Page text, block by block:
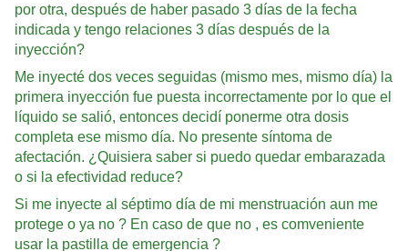
por otra, después de haber pasado 3 días de la fecha
indicada y tengo relaciones 3 días después de la
inyección?
Me inyecté dos veces seguidas (mismo mes, mismo día) la
primera inyección fue puesta incorrectamente por lo que el
líquido se salió, entonces decidí ponerme otra dosis
completa ese mismo día. No presente síntoma de
afectación. ¿Quisiera saber si puedo quedar embarazada
o si la efectividad reduce?
Si me inyecte al séptimo día de mi menstruación aun me
protege o ya no ? En caso de que no , es comveniente
usar la pastilla de emergencia ?